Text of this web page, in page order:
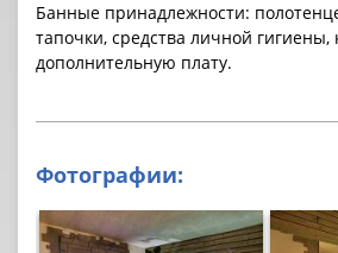
Банные принадлежности:
тапочки, средства личной гигиены,
дополнительную плату.
Фотографии: